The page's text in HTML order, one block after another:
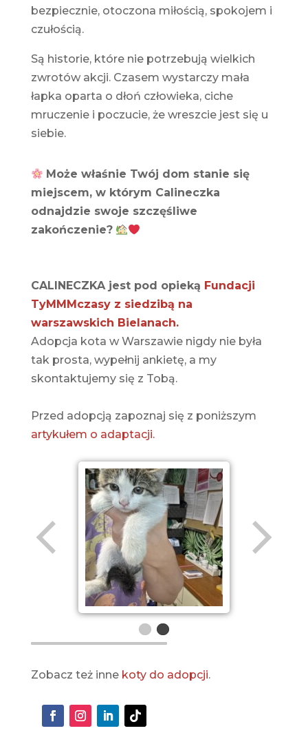
bezpiecznie, otoczona miłością, spokojem i
czułością.
Są historie, które nie potrzebują wielkich
zwrotów akcji. Czasem wystarczy mała
łapka oparta o dłoń człowieka, ciche
mruczenie i poczucie, że wreszcie jest się u
siebie.
Może właśnie Twój dom stanie się
miejscem, w którym Calineczka
odnajdzie swoje szczęśliwe
zakończenie?
CALINECZKA jest pod opieką Fundacji
TyMMMczasy z siedzibą na
warszawskich Bielanach.
Adopcja kota w Warszawie nigdy nie była
tak prosta, wypełnij ankietę, a my
skontaktujemy się z Tobą.
Przed adopcją zapoznaj się z poniższym
artykułem o adaptacji.
Zobacz też inne koty do adopcji.